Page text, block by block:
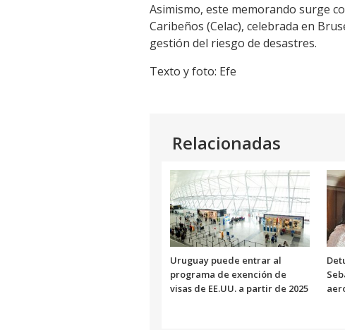
Asimismo, este memorando surge
Caribeños (Celac), celebrada en
gestión del riesgo de desastres.
Texto y foto: Efe
Relacionadas
Uruguay puede entrar al
programa de exención de
visas de EE.UU. a partir de 2025